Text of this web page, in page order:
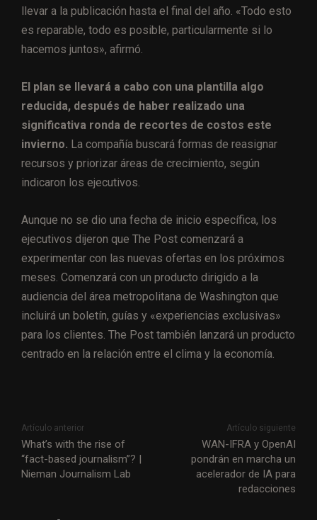
llevar a la publicación hasta el final del año. «Todo esto
es reparable, todo es posible, particularmente si lo
hacemos juntos», afirmó.
El plan se llevará a cabo con una plantilla algo
reducida, después de haber realizado una
significativa ronda de recortes de costos este
invierno. La compañía buscará formas de reasignar
recursos y priorizar áreas de crecimiento, según
indicaron los ejecutivos.
Aunque no se dio una fecha de inicio específica, los
ejecutivos dijeron que The Post comenzará a
experimentar con las nuevas ofertas en los próximos
meses. Comenzará con un producto dirigido a la
audiencia del área metropolitana de Washington que
incluirá un boletín, guías y «experiencias exclusivas»
para los clientes. The Post también lanzará un producto
centrado en la relación entre el clima y la economía.
Artículo anterior
What’s with the rise of
“fact-based journalism”? |
Nieman Journalism Lab
Artículo siguiente
WAN-IFRA y OpenAI
pondrán en marcha un
acelerador de IA para
redacciones